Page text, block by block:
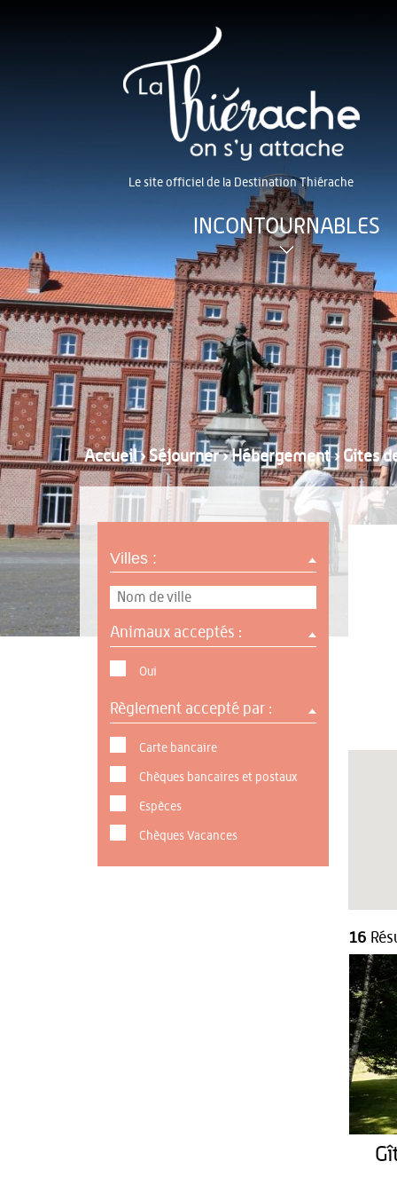
Le site officiel de la Destination Thiérache
INCONTOURNABLES
Accueil›Séjourner›Hébergement›Gites
Villes :
Animaux acceptés :
Oui
Règlement accepté par :
Carte bancaire
Chèques bancaires et postaux
Espèces
Chèques Vacances
16